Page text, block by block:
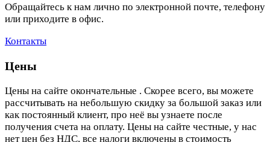
Обращайтесь к нам лично по электронной почте, телефону
или приходите в офис.
Контакты
Цены
Цены на сайте окончательные . Скорее всего, вы можете
рассчитывать на небольшую скидку за большой заказ или
как постоянный клиент, про неё вы узнаете после
получения счета на оплату. Цены на сайте честные, у нас
нет цен без НДС, все налоги включены в стоимость